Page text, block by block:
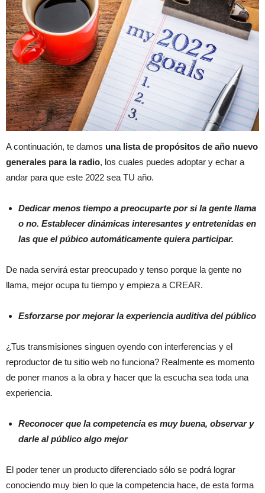
A continuación, te damos una lista de propósitos de año nuevo
generales para la radio, los cuales puedes adoptar y echar a
andar para que este 2022 sea TU año.
Dedicar menos tiempo a preocuparte por si la gente llama
o no. Establecer dinámicas interesantes y entretenidas en
las que el púbico automáticamente quiera participar.
De nada servirá estar preocupado y tenso porque la gente no
llama, mejor ocupa tu tiempo y empieza a CREAR.
Esforzarse por mejorar la experiencia auditiva del público
¿Tus transmisiones singuen oyendo con interferencias y el
reproductor de tu sitio web no funciona? Realmente es momento
de poner manos a la obra y hacer que la escucha sea toda una
experiencia.
Reconocer que la competencia es muy buena, observar y
darle al público algo mejor
El poder tener un producto diferenciado sólo se podrá lograr
conociendo muy bien lo que la competencia hace, de esta forma